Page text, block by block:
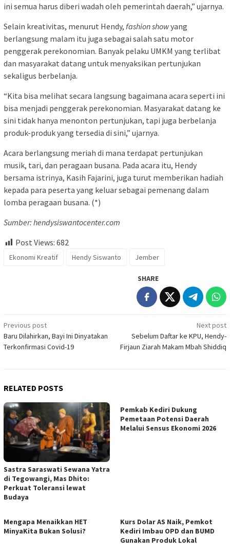
ini semua harus diberi wadah oleh pemerintah daerah,” ujarnya.
Selain kreativitas, menurut Hendy, fashion showyang
berlangsung malam itu juga sebagai salah satu motor
penggerak perekonomian. Banyak pelaku UMKM yang terlibat
dan masyarakat datang untuk menyaksikan pertunjukan
sekaligus berbelanja.
“Kita bisa melihat secara langsung bagaimana acara seperti ini
bisa menjadi penggerak perekonomian. Masyarakat datang ke
sini tidak hanya menonton pertunjukan, tapi juga berbelanja
produk-produk yang tersedia di sini,” ujarnya.
Acara berlangsung meriah di mana terdapat pertunjukan
musik, tari, dan peragaan busana. Pada acara itu, Hendy
bersama istrinya, Kasih Fajarini, juga turut memberikan hadiah
kepada para peserta yang keluar sebagai pemenang dalam
lomba peragaan busana. (*)
Sumber: hendysiswantocenter.com
Post Views: 682
Ekonomi Kreatif Hendy Siswanto Jember
SHARE
Post
navigation
Previous post
Baru Dilahirkan, Bayi Ini Dinyatakan
Terkonfirmasi Covid-19
Next post
Sebelum Daftar ke KPU, Hendy-
Firjaun Ziarah Makam Mbah Shiddiq
RELATED POSTS
Sastra Saraswati Sewana Yatra
di Tegowangi, Mas Dhito:
Perkuat Toleransi lewat
Budaya
Pemkab Kediri Dukung
Pemetaan Potensi Daerah
Melalui Sensus Ekonomi 2026
Mengapa Menaikkan HET
MinyaKita Bukan Solusi?
Kurs Dolar AS Naik, Pemkot
Kediri Imbau OPD dan BUMD
Gunakan Produk Lokal